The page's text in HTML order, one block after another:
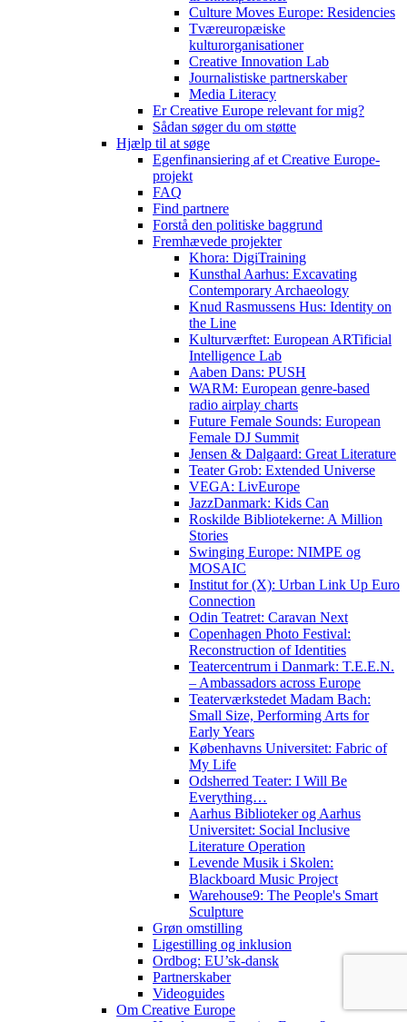
Culture Moves Europe: Residencies
Tværeuropæiske
kulturorganisationer
Creative Innovation Lab
Journalistiske partnerskaber
Media Literacy
Er Creative Europe relevant for mig?
Sådan søger du om støtte
Hjælp til at søge
Egenfinansiering af et Creative Europe-
projekt
FAQ
Find partnere
Forstå den politiske baggrund
Fremhævede projekter
Khora: DigiTraining
Kunsthal Aarhus: Excavating
Contemporary Archaeology
Knud Rasmussens Hus: Identity on
the Line
Kulturværftet: European ARTificial
Intelligence Lab
Aaben Dans: PUSH
WARM: European genre-based
radio airplay charts
Future Female Sounds: European
Female DJ Summit
Jensen & Dalgaard: Great Literature
Teater Grob: Extended Universe
VEGA: LivEurope
JazzDanmark: Kids Can
Roskilde Bibliotekerne: A Million
Stories
Swinging Europe: NIMPE og
MOSAIC
Institut for (X): Urban Link Up Euro
Connection
Odin Teatret: Caravan Next
Copenhagen Photo Festival:
Reconstruction of Identities
Teatercentrum i Danmark: T.E.E.N.
– Ambassadors across Europe
Teaterværkstedet Madam Bach:
Small Size, Performing Arts for
Early Years
Københavns Universitet: Fabric of
My Life
Odsherred Teater: I Will Be
Everything…
Aarhus Biblioteker og Aarhus
Universitet: Social Inclusive
Literature Operation
Levende Musik i Skolen:
Blackboard Music Project
Warehouse9: The People's Smart
Sculpture
Grøn omstilling
Ligestilling og inklusion
Ordbog: EU’sk-dansk
Partnerskaber
Videoguides
Om Creative Europe